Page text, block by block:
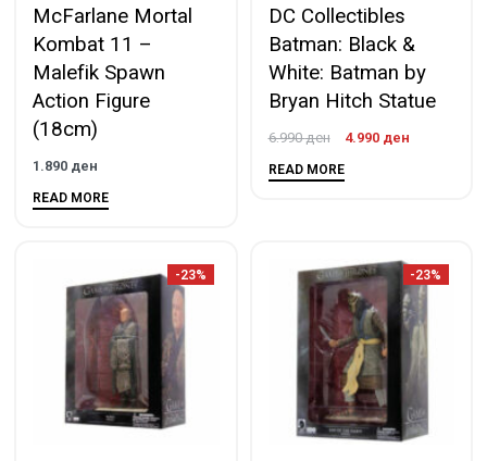
McFarlane Mortal
Kombat 11 –
Malefik Spawn
Action Figure
(18cm)
1.890 ден
READ MORE
DC Collectibles
Batman: Black &
White: Batman by
Bryan Hitch Statue
6.990ден 4.990 ден
READ MORE
-23% -23%